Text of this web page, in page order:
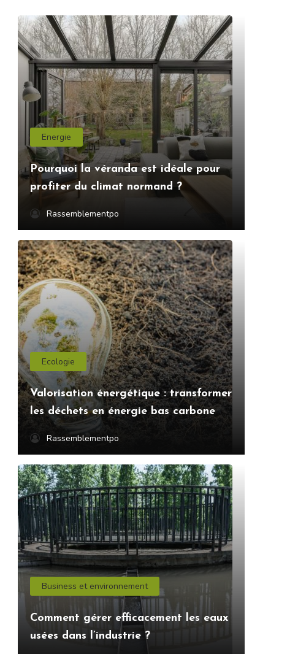
Energie
Pourquoi la véranda est idéale pour
profiter du climat normand ?
Rassemblementpo
Ecologie
Valorisation énergétique : transformer
les déchets en énergie bas carbone
Rassemblementpo
Business et environnement
Comment gérer efficacement les eaux
usées dans l’industrie ?